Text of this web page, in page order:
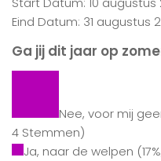
Eind Datum: 31 augustus
Ga jij dit jaar op
Nee, voor mij
4 Stemmen)
Ja, naar de welpen